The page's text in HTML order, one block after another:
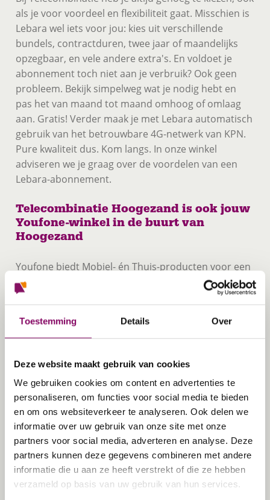
Toestemming Details Over
Deze website maakt gebruik van cookies
We gebruiken cookies om content en advertenties te
personaliseren, om functies voor social media te bieden
en om ons websiteverkeer te analyseren. Ook delen we
informatie over uw gebruik van onze site met onze
partners voor social media, adverteren en analyse. Deze
partners kunnen deze gegevens combineren met andere
informatie die u aan ze heeft verstrekt of die ze hebben
verzameld op basis van uw gebruik van hun services.
als je voor voordeel en flexibiliteit gaat. Misschien is
Lebara wel iets voor jou: kies uit verschillende
bundels, contractduren, twee jaar of maandelijks
opzegbaar, en vele andere extra's. En voldoet je
abonnement toch niet aan je verbruik? Ook geen
probleem. Bekijk simpelweg wat je nodig hebt en
pas het van maand tot maand omhoog of omlaag
aan. Gratis! Verder maak je met Lebara automatisch
gebruik van het betrouwbare 4G-netwerk van KPN.
Pure kwaliteit dus. Kom langs. In onze winkel
adviseren we je graag over de voordelen van een
Lebara-abonnement.
Telecombinatie Hoogezand is ook jouw
Youfone-winkel in de buurt van
Hoogezand
Youfone biedt Mobiel- én Thuis-producten voor een
goede prijs. Telecombinatie heeft een breed
Youfone-portfolio met een uitgebreid Internet & TV-
snel mobiel internet en voor de beste prijs. Met
Youfone maak je gebruik van het KPN-netwerk: het
verkeerd dus, zeker ook omdat Youfone staat voor
klantvriendelijkheid en niet voor niets is uitgeroepen
tot de meest klantgerichte telecomorganisatie van
Nederland. Met een uitgebreid assortiment aan
bundels is er voor iedereen iets te kiezen, ook voor
kinderen. Want met kindvriendelijke oplossingen,
zoals een gratis bel- en dataplafond, zijn je kinderen
altijd bereikbaar zonder onvoorziene kosten. Wij
helpen je hier graag bij; kom naar de winkel en laat